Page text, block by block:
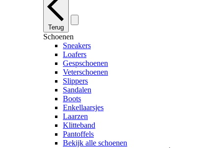
Terug
Schoenen
Sneakers
Loafers
Gespschoenen
Veterschoenen
Slippers
Sandalen
Boots
Enkellaarsjes
Laarzen
Klitteband
Pantoffels
Bekijk alle schoenen